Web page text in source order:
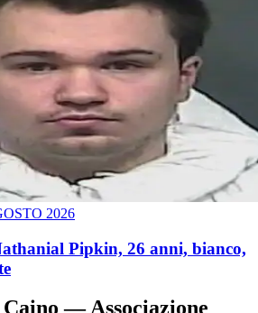
2026
Pipkin, 26 anni, bianco,
Caino — Associazione